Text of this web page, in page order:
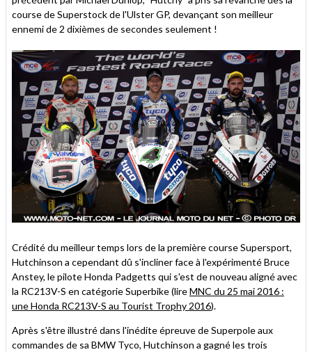
course de Superstock de l'Ulster GP, devançant son meilleur
ennemi de 2 dixièmes de secondes seulement !
Crédité du meilleur temps lors de la première course Supersport,
Hutchinson a cependant dû s'incliner face à l'expérimenté Bruce
Anstey, le pilote Honda Padgetts qui s'est de nouveau aligné avec
la RC213V-S en catégorie Superbike (lireMNC du 25 mai 2016 :
une Honda RC213V-S au Tourist Trophy 2016).
Après s'être illustré dans l'inédite épreuve de Superpole aux
commandes de sa BMW Tyco, Hutchinson a gagné les trois